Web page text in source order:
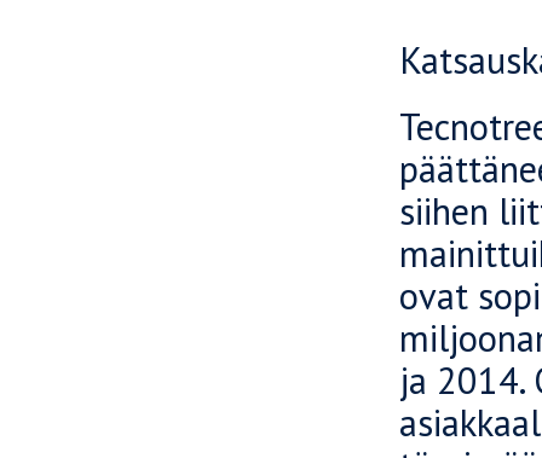
siihen
ovat
ja 2014.